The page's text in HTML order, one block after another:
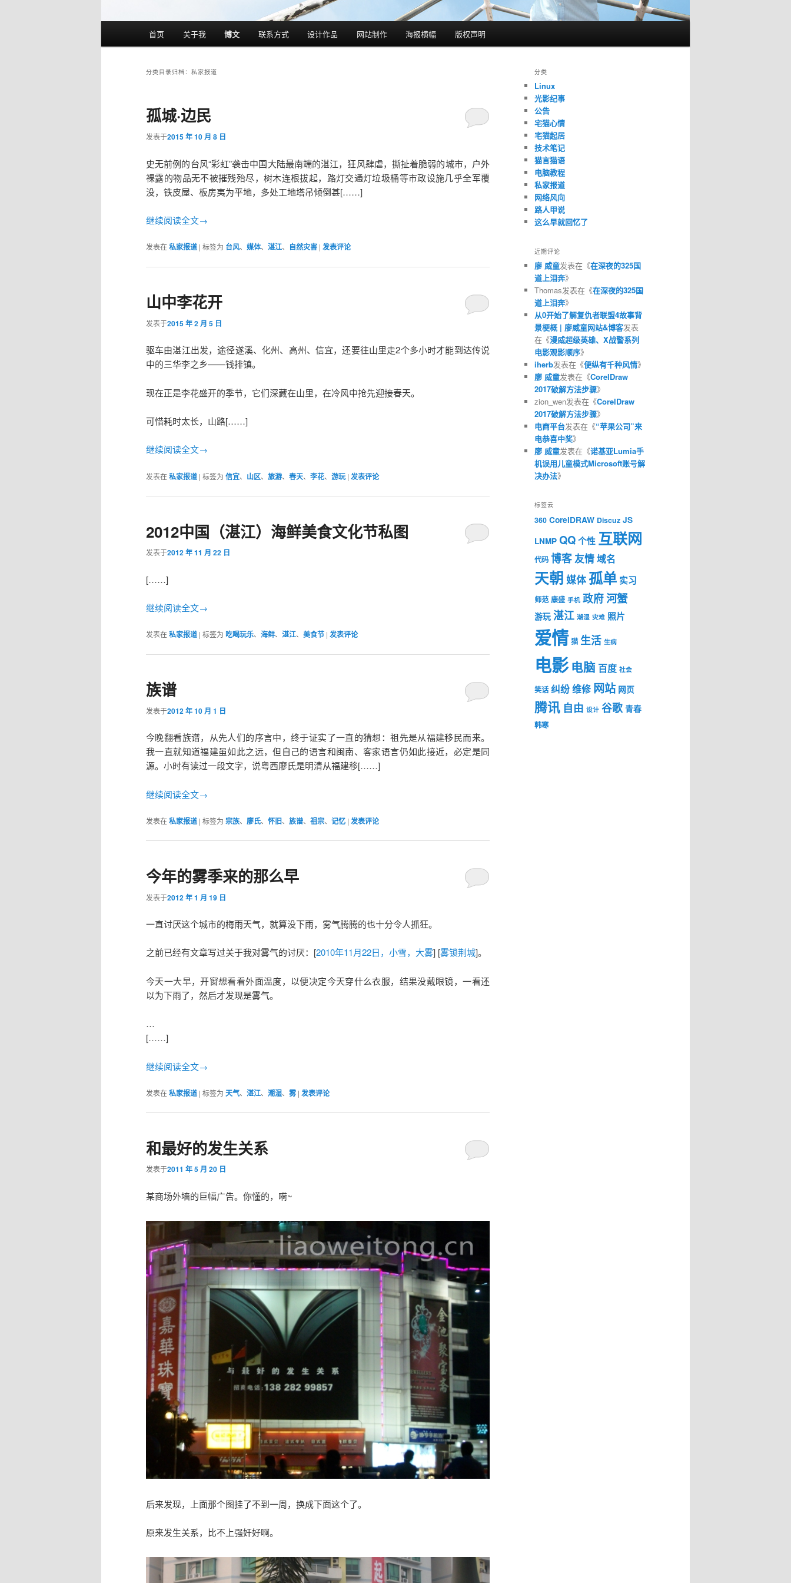
跳
内
区
跳
内
区
首页 关于我 博文 联系方式 设计作品 网站制作 海报横幅 版权声明
分类目录归档： 私家报道
孤城·边民
发表于2015 年 10 月 8 日
史无前例的台风“彩虹”袭击中国大陆最南端的湛江，狂风肆虐，撕扯着脆弱的城市，户外
裸露的物品无不被摧残殆尽，树木连根拔起，路灯交通灯垃圾桶等市政设施几乎全军覆
没，铁皮屋、板房夷为平地，多处工地塔吊倾倒甚[……]
继续阅读全文→
发表在私家报道 | 标签为 台风、 媒体、 湛江、 自然灾害 | 发表评论
山中李花开
发表于2015 年 2 月 5 日
驱车由湛江出发，途径遂溪、化州、高州、信宜，还要往山里走2个多小时才能到达传说
中的三华李之乡——钱排镇。
现在正是李花盛开的季节，它们深藏在山里，在冷风中抢先迎接春天。
可惜耗时太长，山路[……]
继续阅读全文→
发表在私家报道 | 标签为 信宜、 山区、 旅游、 春天、 李花、 游玩 | 发表评论
2012中国（湛江）海鲜美食文化节私图
发表于2012 年 11 月 22 日
[……]
继续阅读全文→
发表在私家报道 | 标签为 吃喝玩乐、 海鲜、 湛江、 美食节 | 发表评论
族谱
发表于2012 年 10 月 1 日
今晚翻看族谱，从先人们的序言中，终于证实了一直的猜想：祖先是从福建移民而来。
我一直就知道福建虽如此之远，但自己的语言和闽南、客家语言仍如此接近，必定是同
源。小时有读过一段文字，说粤西廖氏是明清从福建移[……]
继续阅读全文→
发表在私家报道 | 标签为 宗族、 廖氏、 怀旧、 族谱、 祖宗、 记忆 | 发表评论
今年的雾季来的那么早
发表于2012 年 1 月 19 日
一直讨厌这个城市的梅雨天气，就算没下雨，雾气腾腾的也十分令人抓狂。
之前已经有文章写过关于我对雾气的讨厌：[2010年11月22日，小雪，大雾] [雾锁荆城]。
今天一大早，开窗想看看外面温度，以便决定今天穿什么衣服，结果没戴眼镜，一看还
以为下雨了，然后才发现是雾气。
…
[……]
继续阅读全文→
发表在私家报道 | 标签为 天气、 湛江、 潮湿、 雾 | 发表评论
和最好的发生关系
发表于2011 年 5 月 20 日
某商场外墙的巨幅广告。你懂的，嗬~
后来发现，上面那个图挂了不到一周，换成下面这个了。
原来发生关系，比不上强奸好啊。
分类
Linux
光影纪事
公告
宅猫心情
宅猫起居
技术笔记
猫言猫语
电脑教程
私家报道
网络风向
路人甲说
这么早就回忆了
近期评论
廖 威童发表在《在深夜的325国
道上泪奔》
Thomas发表在《在深夜的325国
道上泪奔》
从0开始了解复仇者联盟4故事背
景梗概 | 廖威童网站&博客发表
在《漫威超级英雄、X战警系列
电影观影顺序》
iherb发表在《便纵有千种风情》
廖 威童发表在《CorelDraw
2017破解方法步骤》
zion_wen发表在《CorelDraw
2017破解方法步骤》
电商平台发表在《“苹果公司”来
电恭喜中奖》
廖 威童发表在《诺基亚Lumia手
机误用儿童模式Microsoft账号解
决办法》
标签云
360 CorelDRAW Discuz JS
LNMP QQ个性 互联网
代码 博客友情域名
天朝 媒体 孤单 实习
师范 康盛 手机 政府河蟹
游玩 湛江 潮湿 灾难 照片
爱情 猫 生活 生病
电影 电脑 百度 社会
笑话 纠纷维修 网站 网页
腾讯 自由 设计 谷歌 青春
韩寒